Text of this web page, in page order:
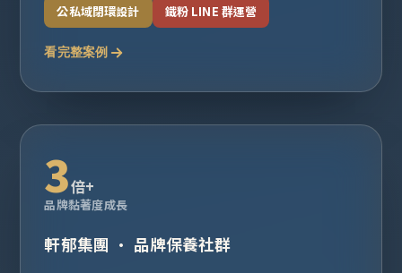
公私域閉環設計 鐵粉 LINE 群運營
看完整案例
3倍+
品牌黏著度成長
軒郁集團 · 品牌保養社群